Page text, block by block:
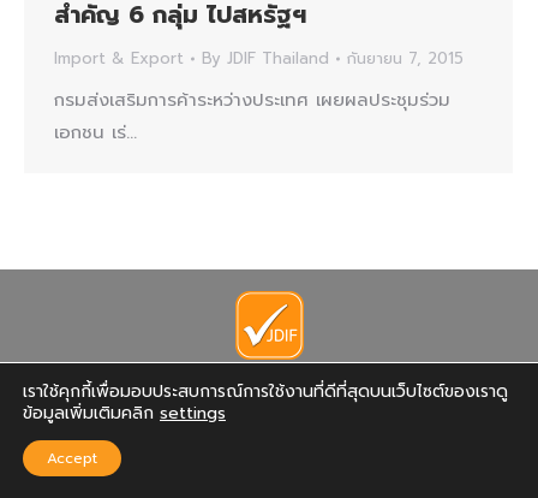
สำคัญ 6 กลุ่ม ไปสหรัฐฯ
Import & Export By JDIF Thailand กันยายน 7, 2015
กรมส่งเสริมการค้าระหว่างประเทศ เผยผลประชุมร่วม
เอกชน เร่…
Copyright 2022 © JDIF Thailand
เราใช้คุกกี้เพื่อมอบประสบการณ์การใช้งานที่ดีที่สุดบนเว็บไซต์ของเราดู
ข้อมูลเพิ่มเติมคลิก settings
Accept